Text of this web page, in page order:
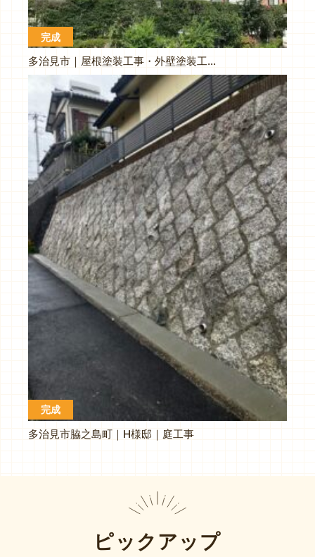
完成
多治見市｜屋根塗装工事・外壁塗装工事｜ハウスメーカー
完成
多治見市脇之島町｜H様邸｜庭工事
ピックアップ